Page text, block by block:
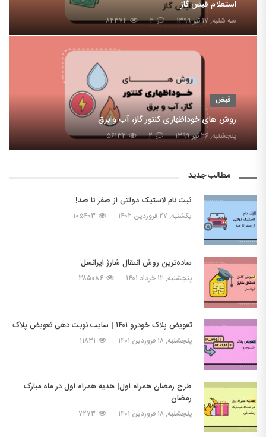
استعلام قبض گاز
سه شنبه, ۱۷ تیر ۱۳۹۹ ۲ ۸۲۳۷۴
قبض
روش های خوداظهاری کنتور گاز، آب و برق
پنجشنبه, ۲۶ تیر ۱۳۹۹ ۲ ۵۶۱۳۲
مطالب جدید
ثبت نام لاستیک دولتی از صفر تا صد!
یکشنبه, ۲۷ فروردین ۱۴۰۲ ۱۰۵۴۰۳
ساده‌ترین روش انتقال شارژ ایرانسل
پنجشنبه, ۱۲ خرداد ۱۴۰۱ ۳۸۵۰۸۶
تعویض پلاک خودرو ۱۴۰۱ | سایت نوبت دهی تعویض پلاک
پنجشنبه, ۱۸ فروردین ۱۴۰۱ ۱۱۸۳۱
طرح رمضان همراه اول| هدیه همراه اول در ماه مبارک
رمضان
پنجشنبه, ۱۸ فروردین ۱۴۰۱ ۷۲۷۳